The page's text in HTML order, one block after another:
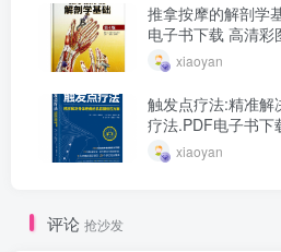
推拿按摩的解剖学
电子书下载 高清彩
xiaoyan
触发点疗法:精准解
疗法.PDF电子书下
xiaoyan
评论 抢沙发